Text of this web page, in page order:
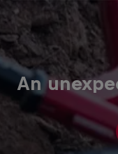
An